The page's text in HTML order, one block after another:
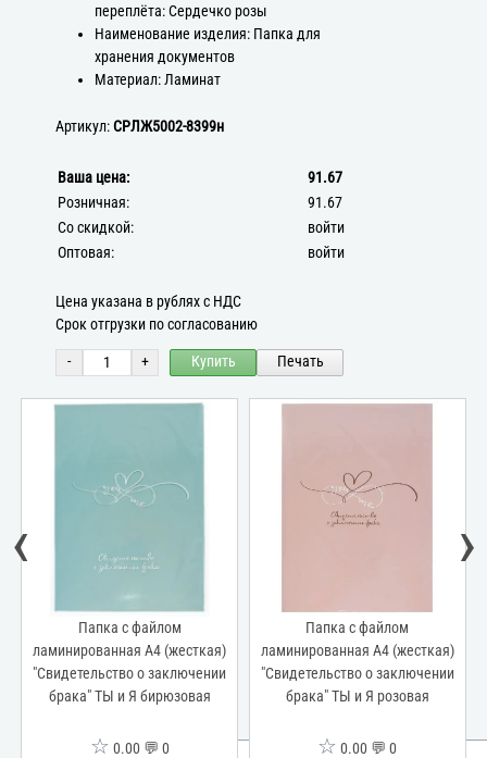
переплёта: Сердечко розы
Наименование изделия: Папка для
хранения документов
Материал: Ламинат
Артикул:СРЛЖ5002-8399н
Ваша цена:
91.67
Розничная:
91.67
Со скидкой:
войти
Оптовая:
войти
Цена указана в рублях с НДС
Срок отгрузки по согласованию
- + Купить Печать
Папка с файлом
ламинированная А4 (жесткая)
"Свидетельство о заключении
брака" ТЫ и Я бирюзовая
☆ 0.00 💬 0
Папка с файлом
ламинированная А4 (жесткая)
"Свидетельство о заключении
брака" ТЫ и Я розовая
☆ 0.00 💬 0
‹ ›